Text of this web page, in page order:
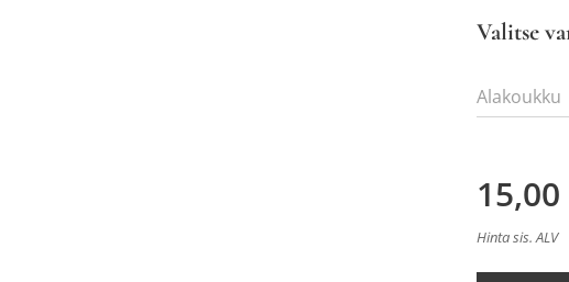
Valitse
Alakoukku
15,00
Hinta sis. ALV